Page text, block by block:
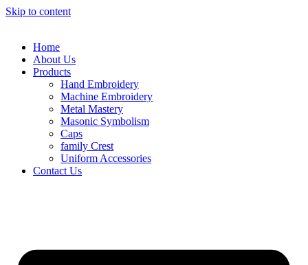
Skip to content
Home
About Us
Products
Hand Embroidery
Machine Embroidery
Metal Mastery
Masonic Symbolism
Caps
family Crest
Uniform Accessories
Contact Us